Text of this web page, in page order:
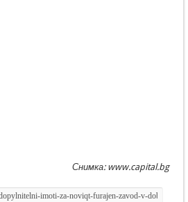
Снимка: www.capital.bg